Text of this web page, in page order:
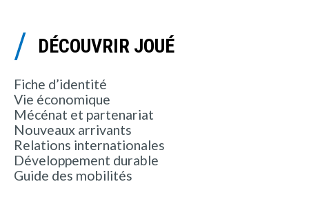
DÉCOUVRIR JOUÉ
Fiche d’identité
Vie économique
Mécénat et partenariat
Nouveaux arrivants
Relations internationales
Développement durable
Guide des mobilités